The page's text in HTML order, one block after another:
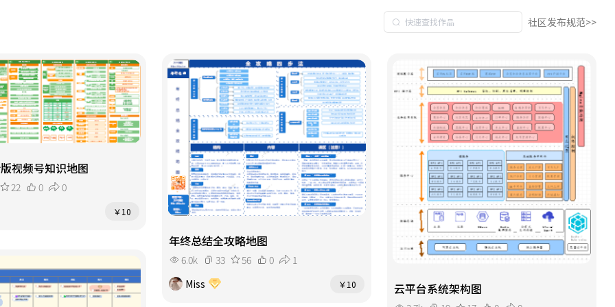
社区发布规范>>
视频号知识地图
22 0 0
￥10
年终总结全攻略地图
6.0k 33 56 0
1
Miss
￥10 云平台系统架构图